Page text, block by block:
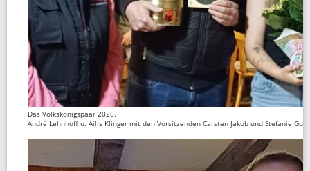
Das Volkskönigspaar 2026.
André Lehnhoff u. Ailis Klinger mit den Vorsitzenden Carsten Jakob und Stefanie